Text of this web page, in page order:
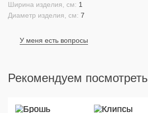
Диаметр изделия, см: 7
Ширина изделия, см: 1
У меня есть вопросы
Рекомендуем посмотреть